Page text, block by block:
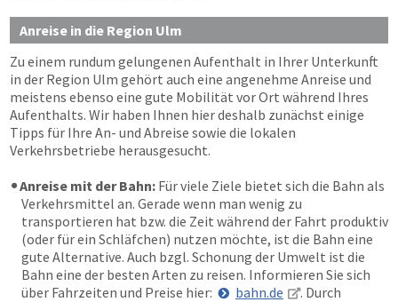
Anreise in die Region Ulm
Zu einem rundum gelungenen Aufenthalt in Ihrer Unterkunft
in der Region Ulm gehört auch eine angenehme Anreise und
meistens ebenso eine gute Mobilität vor Ort während Ihres
Aufenthalts. Wir haben Ihnen hier deshalb zunächst einige
Tipps für Ihre An- und Abreise sowie die lokalen
Verkehrsbetriebe herausgesucht.
Anreise mit der Bahn: Für viele Ziele bietet sich die Bahn als
Verkehrsmittel an. Gerade wenn man wenig zu
transportieren hat bzw. die Zeit während der Fahrt produktiv
(oder für ein Schläfchen) nutzen möchte, ist die Bahn eine
gute Alternative. Auch bzgl. Schonung der Umwelt ist die
Bahn eine der besten Arten zu reisen. Informieren Sie sich
über Fahrzeiten und Preise hier:
bahn.de
. Durch